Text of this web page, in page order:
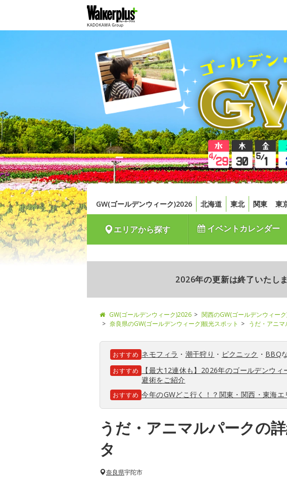
GW(ゴールデンウィーク)2026 北海道 東北 関東 東
エリアから探す イベントカレンダー
2026年の更新は終了いたし
GW(ゴールデンウィーク)2026 関西のGW(ゴールデンウィー
奈良県のGW(ゴールデンウィーク)観光スポット
うだ・アニマ
おすすめ ネモフィラ ・ 潮干狩り ・ ピクニック ・ BBQ
おすすめ
【最大12連休も】2026年のゴールデンウ
避術をご紹介
おすすめ 今年のGWどこ行く！？関東・関西・東海
うだ・アニマルパークの
タ
奈良県宇陀市